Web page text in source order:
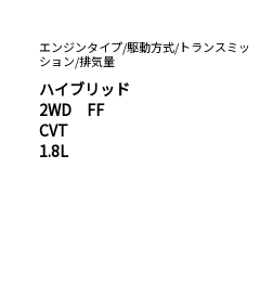
エンジンタイプ/駆動方式/トランスミッ
ション/排気量
ハイブリッド
2WD FF
CVT
1.8L